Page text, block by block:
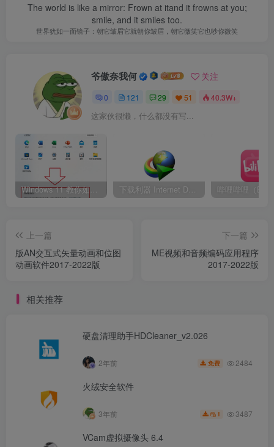
The world is like a mirror: Frown at itand it frowns at you;
smile, and it smiles too.
世界犹如一面镜子：朝它皱眉它就朝你皱眉，朝它微笑它也吵你微笑
爷傲奈我何 关注
0 121 29 51 40.3W+
这家伙很懒，什么都没有写...
Windows 11 教你如何删除开始菜单“推荐的项目” 移除通知中心 下载利器 Internet Download Manager 6.42.17 绿色版 哔哩哔哩（B站
上一篇
版AN交互式矢量动画和位图
动画软件2017-2022版
下一篇
ME视频和音频编码应用程序
2017-2022版
相关推荐
硬盘清理助手HDCleaner_v2.026
2年前 免费 2484
火绒安全软件
3年前 1 3487
VCam虚拟摄像头 6.4